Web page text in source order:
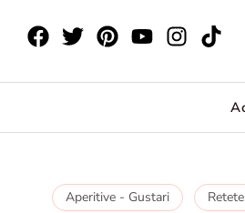
Aperitive - Gustari